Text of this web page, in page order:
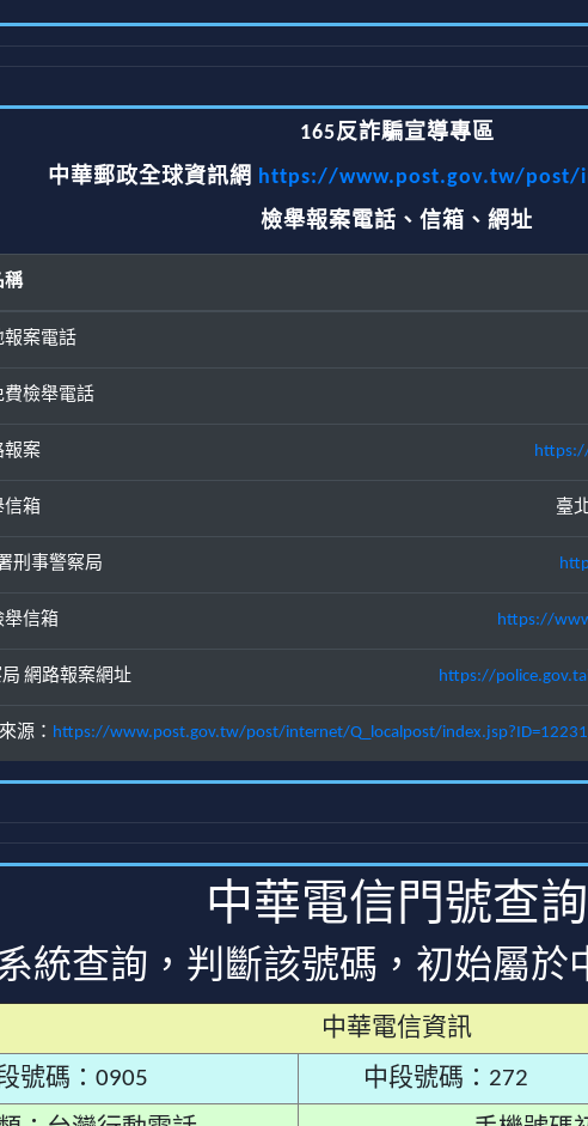
165反詐騙宣導專區
中華郵政全球資訊網 https://www.post.gov.tw/post/
檢舉報案電話、信箱、網址
稱
報案電話
檢舉電話
報案
信箱 臺
刑事警察局
舉信箱 https://
網路報案網址 https://
源： https://www.post.gov.tw/post/internet/Q_localpost/
中華電信門號查詢
統查詢，判斷該號碼，初始屬於
中華電信資訊
號碼：0905
中段號碼：272